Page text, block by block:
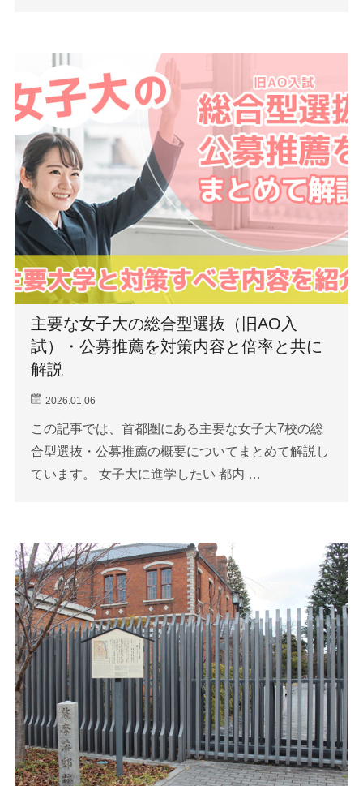
主要な女子大の総合型選抜（旧AO入
試）・公募推薦を対策内容と倍率と共に
解説
2026.01.06
この記事では、首都圏にある主要な女子大7校の総
合型選抜・公募推薦の概要についてまとめて解説し
ています。 女子大に進学したい 都内 …